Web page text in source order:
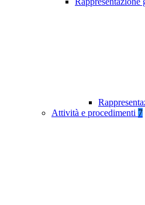
Attività e procedimenti 7